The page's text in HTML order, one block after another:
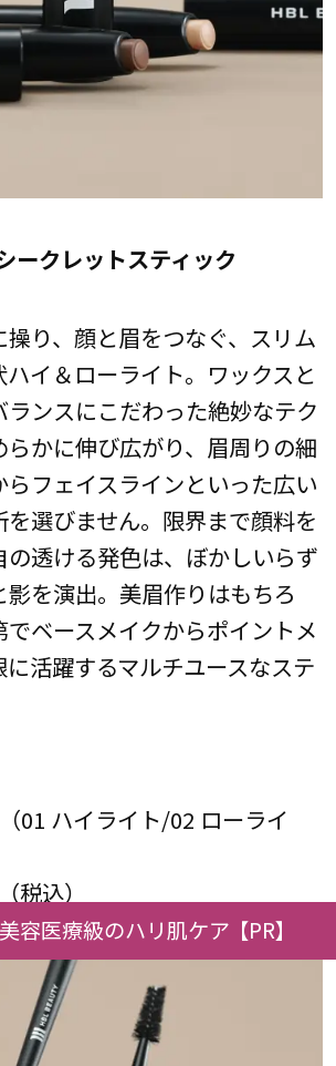
ークレットスティック
り、顔と眉をつなぐ、スリム
イ＆ローライト。ワックスと
ンスにこだわった絶妙なテク
らかに伸び広がり、眉周りの細
フェイスラインといった広い
選びません。限界まで顔料を
透ける発色は、ぼかしいらず
を演出。美眉作りはもちろ
ベースメイクからポイントメ
活躍するマルチユースなステ
01 ハイライト/02 ローライ
税込）
美容医療級のハリ肌ケア【PR】